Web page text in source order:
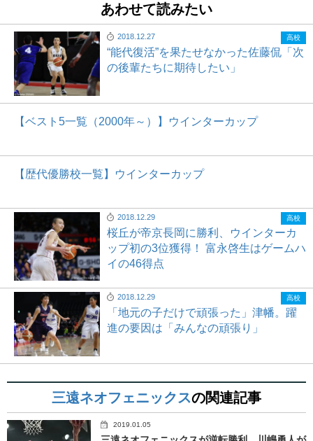
あわせて読みたい
2018.12.27
“能代復活”を果たせなかった佐藤侃「次
の後輩たちに期待したい」
高校
【ベスト5一覧（2000年～）】ウインターカップ
【歴代優勝校一覧】ウインターカップ
2018.12.29
桜丘が帝京長岡に勝利、ウインターカ
ップ初の3位獲得！ 富永啓生はゲームハ
イの46得点
高校
2018.12.29
「地元の子だけで頑張った」津幡。躍
進の要因は「みんなの頑張り」
高校
三遠ネオフェニックスの関連記事
2019.01.05